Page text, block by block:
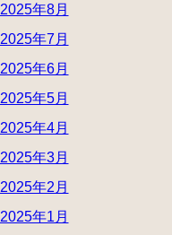
2025年8月
2025年7月
2025年6月
2025年5月
2025年4月
2025年3月
2025年2月
2025年1月